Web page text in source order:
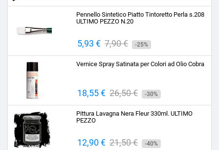
base
Pennello Sintetico Piatto Tintoretto Perla s.208
ULTIMO PEZZO N.20
Prezzo
5,93 € Prezzo
base
7,90 € -25%
Vernice Spray Satinata per Colori ad Olio Cobra
Prezzo
18,55 € Prezzo
base
26,50 € -30%
Pittura Lavagna Nera Fleur 330ml. ULTIMO
PEZZO
Prezzo
12,90 € Prezzo
21,50 € -40%